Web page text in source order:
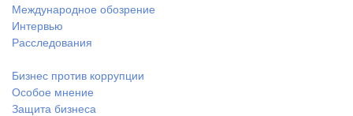
Международное обозрение
Интервью
Расследования
Бизнес против коррупции
Особое мнение
Защита бизнеса